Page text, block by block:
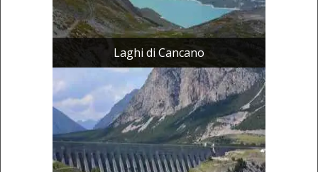
Laghi di Cancano